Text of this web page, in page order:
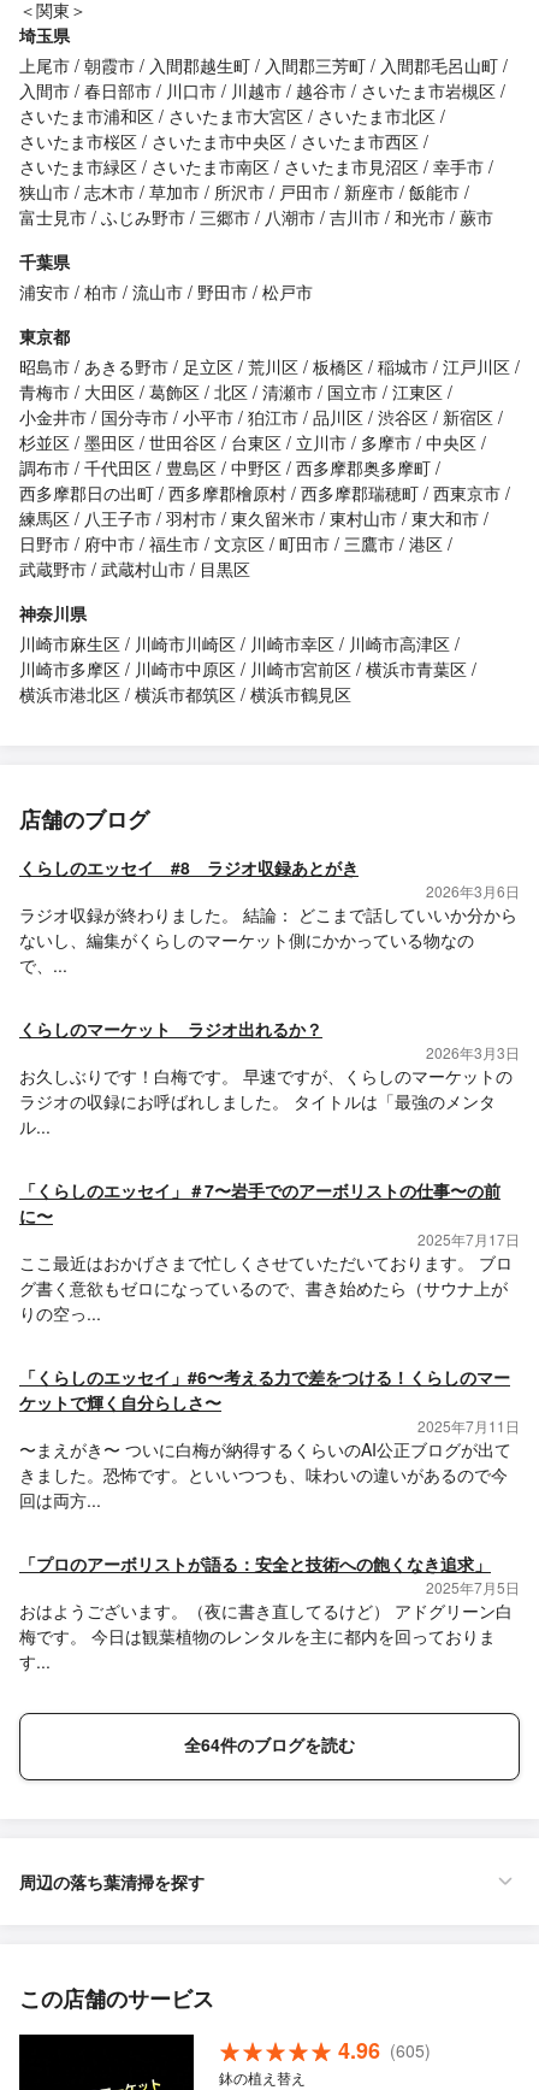
＜関東＞
埼玉県
上尾市 朝霞市 入間郡越生町 入間郡三芳町
入間郡毛呂山町
入間市 春日部市 川口市 川越市 越谷市
さいたま市岩槻区
さいたま市浦和区
さいたま市大宮区
さいたま市北区
さいたま市桜区
さいたま市中央区
さいたま市西区
さいたま市緑区
さいたま市南区 さいたま市見沼区 幸手市
狭山市 志木市 草加市 所沢市 戸田市 新座市 飯能市
富士見市 ふじみ野市 三郷市 八潮市 吉川市 和光市 蕨市
千葉県
浦安市 柏市 流山市 野田市 松戸市
東京都
昭島市 あきる野市 足立区 荒川区 板橋区 稲城市 江戸川区
青梅市
大田区 葛飾区 北区 清瀬市 国立市 江東区
小金井市
国分寺市 小平市 狛江市 品川区 渋谷区
新宿区
杉並区 墨田区 世田谷区 台東区 立川市 多摩市 中央区
調布市 千代田区 豊島区 中野区 西多摩郡奥多摩町
西多摩郡日の出町 西多摩郡檜原村 西多摩郡瑞穂町 西東京市
練馬区
八王子市 羽村市 東久留米市 東村山市 東大和市
日野市
府中市 福生市 文京区 町田市 三鷹市 港区
武蔵野市 武蔵村山市
目黒区
神奈川県
川崎市麻生区
川崎市川崎区 川崎市幸区
川崎市高津区
川崎市多摩区
川崎市中原区 川崎市宮前区 横浜市青葉区
横浜市港北区 横浜市都筑区 横浜市鶴見区
店舗のブログ
くらしのエッセイ #8 ラジオ収録あとがき
2026年3月6日
ラジオ収録が終わりました。 結論： どこまで話していいか分から
ないし、編集がくらしのマーケット側にかかっている物なの
で、...
くらしのマーケット ラジオ出れるか？
2026年3月3日
お久しぶりです！白梅です。 早速ですが、くらしのマーケットの
ラジオの収録にお呼ばれしました。 タイトルは「最強のメンタ
ル...
「くらしのエッセイ」＃7〜岩手でのアーボリストの仕事〜の前
に〜
2025年7月17日
ここ最近はおかげさまで忙しくさせていただいております。 ブロ
グ書く意欲もゼロになっているので、書き始めたら（サウナ上が
りの空っ...
「くらしのエッセイ」#6〜考える力で差をつける！くらしのマー
ケットで輝く自分らしさ〜
2025年7月11日
〜まえがき〜 ついに白梅が納得するくらいのAI公正ブログが出て
きました。恐怖です。といいつつも、味わいの違いがあるので今
回は両方...
「プロのアーボリストが語る：安全と技術への飽くなき追求」
2025年7月5日
おはようございます。（夜に書き直してるけど） アドグリーン白
梅です。 今日は観葉植物のレンタルを主に都内を回っておりま
す...
全64件のブログを読む
周辺の落ち葉清掃を探す
この店舗のサービス
4.96 (605)
鉢の植え替え